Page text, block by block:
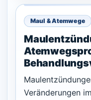
Maul & Atemwege
Veränderungen